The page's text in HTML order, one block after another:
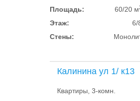
Площадь:
60/20 м
Этаж:
6/
Стены:
Калинина ул 1/ к13
Квартиры, 3-комн.